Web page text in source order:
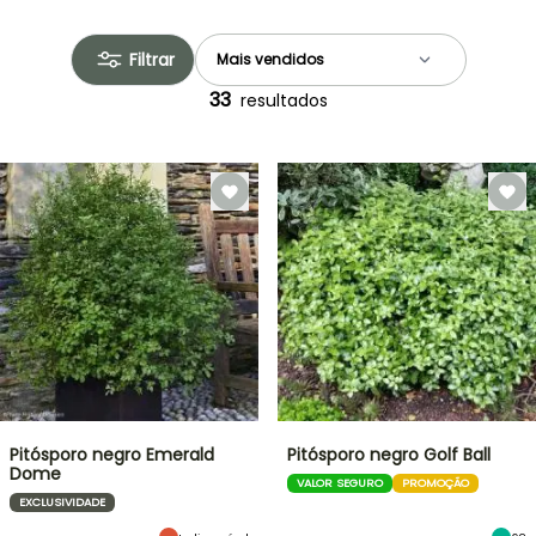
Filtrar
33 resultados
Pitósporo negro Emerald
Dome
EXCLUSIVIDADE
Pitósporo negro Golf Ball
VALOR SEGURO PROMOÇÃO